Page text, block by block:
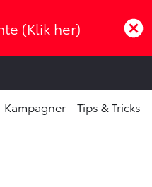
(Klik her)
Kampagner Tips & Tricks